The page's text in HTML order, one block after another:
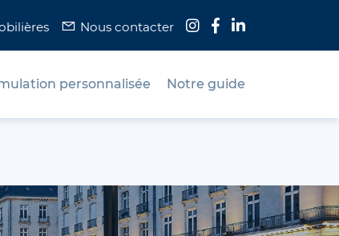
Nous contacter
personnalisée Notre guide